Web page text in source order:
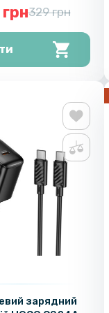
C, White
329 грн
зарядний